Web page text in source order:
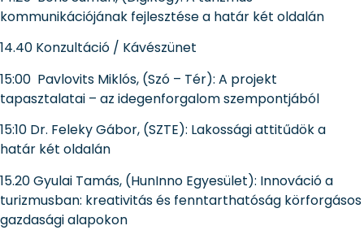
kommunikációjának fejlesztése a határ két oldalán
14.40 Konzultáció / Kávészünet
15:00 Pavlovits Miklós, (Szó – Tér): A projekt
tapasztalatai – az idegenforgalom szempontjából
15:10 Dr. Feleky Gábor, (SZTE): Lakossági attitűdök a
határ két oldalán
15.20 Gyulai Tamás, (HunInno Egyesület): Innováció a
turizmusban: kreativitás és fenntarthatóság körforgásos
gazdasági alapokon